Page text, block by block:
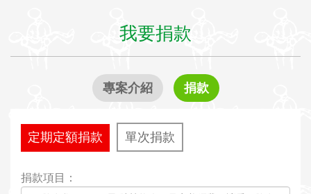
o
我要捐款
專案介紹 捐款
定期定額捐款 單次捐款
捐款項目：